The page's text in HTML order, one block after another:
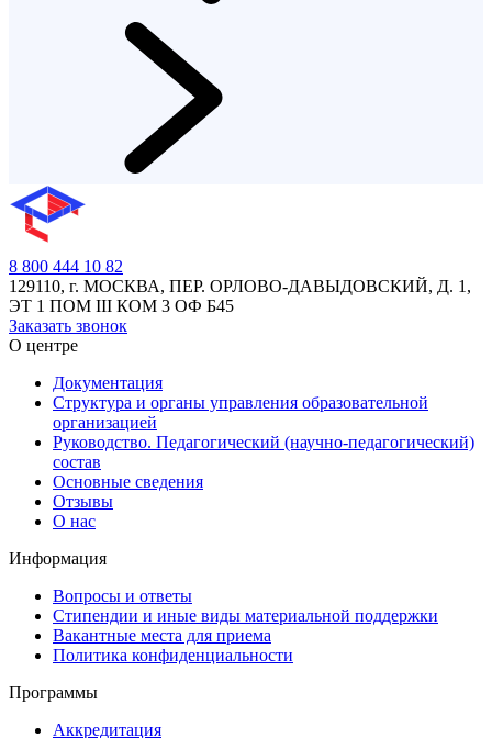
8 800 444 10 82
129110, г. МОСКВА, ПЕР. ОРЛОВО-ДАВЫДОВСКИЙ, Д. 1,
ЭТ 1 ПОМ III КОМ 3 ОФ Б45
Заказать звонок
О центре
Документация
Структура и органы управления образовательной
организацией
Руководство. Педагогический (научно-педагогический)
состав
Основные сведения
Отзывы
О нас
Информация
Вопросы и ответы
Стипендии и иные виды материальной поддержки
Вакантные места для приема
Политика конфиденциальности
Программы
Аккредитация